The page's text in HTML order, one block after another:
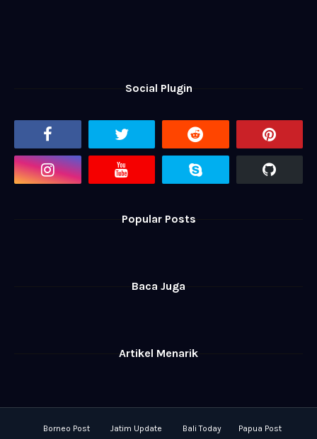
Social Plugin
Popular Posts
Baca Juga
Artikel Menarik
Borneo Post Jatim Update Bali Today Papua Post